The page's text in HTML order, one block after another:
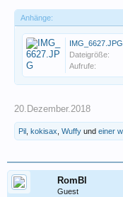
Anhänge:
IMG_6627.JPG
Dateigröße:
Aufrufe:
20.Dezember.2018
Pil kokisax Wuffy und einer
RomBl
Guest